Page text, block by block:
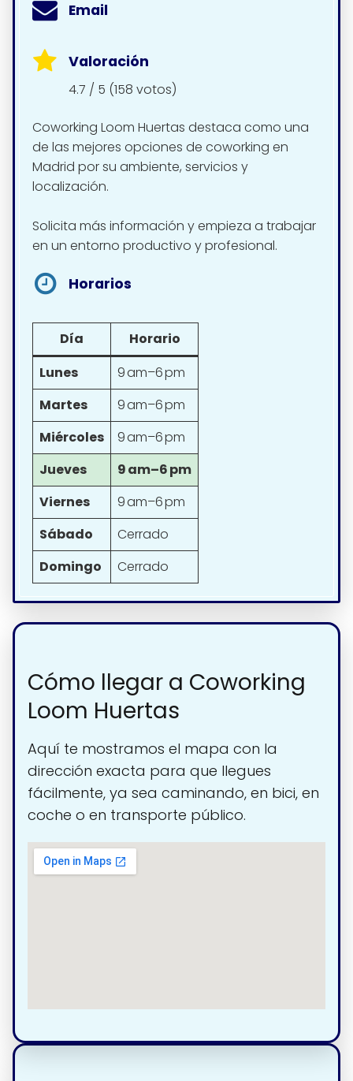
Email
Valoración
4.7 / 5 (158 votos)
Coworking Loom Huertas destaca como una
de las mejores opciones de coworking en
Madrid por su ambiente, servicios y
localización.
Solicita más información y empieza a trabajar
en un entorno productivo y profesional.
Horarios
Día
Horario
Lunes
9 am–6 pm
Martes
9 am–6 pm
Miércoles
9 am–6 pm
Jueves
9 am–6 pm
Viernes
9 am–6 pm
Sábado
Cerrado
Domingo
Cerrado
Cómo llegar a Coworking
Loom Huertas
Aquí te mostramos el mapa con la
dirección exacta para que llegues
fácilmente, ya sea caminando, en bici, en
coche o en transporte público.